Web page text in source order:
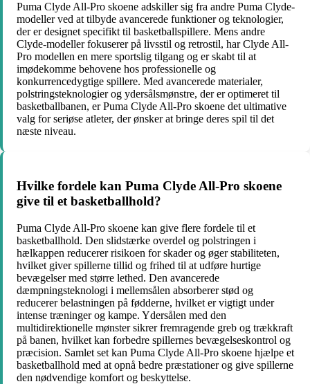
Puma Clyde All-Pro skoene adskiller sig fra andre Puma Clyde-
modeller ved at tilbyde avancerede funktioner og teknologier,
der er designet specifikt til basketballspillere. Mens andre
Clyde-modeller fokuserer på livsstil og retrostil, har Clyde All-
Pro modellen en mere sportslig tilgang og er skabt til at
imødekomme behovene hos professionelle og
konkurrencedygtige spillere. Med avancerede materialer,
polstringsteknologier og ydersålsmønstre, der er optimeret til
basketballbanen, er Puma Clyde All-Pro skoene det ultimative
valg for seriøse atleter, der ønsker at bringe deres spil til det
næste niveau.
Hvilke fordele kan Puma Clyde All-Pro skoene
give til et basketballhold?
Puma Clyde All-Pro skoene kan give flere fordele til et
basketballhold. Den slidstærke overdel og polstringen i
hælkappen reducerer risikoen for skader og øger stabiliteten,
hvilket giver spillerne tillid og frihed til at udføre hurtige
bevægelser med større lethed. Den avancerede
dæmpningsteknologi i mellemsålen absorberer stød og
reducerer belastningen på fødderne, hvilket er vigtigt under
intense træninger og kampe. Ydersålen med den
multidirektionelle mønster sikrer fremragende greb og trækkraft
på banen, hvilket kan forbedre spillernes bevægelseskontrol og
præcision. Samlet set kan Puma Clyde All-Pro skoene hjælpe et
basketballhold med at opnå bedre præstationer og give spillerne
den nødvendige komfort og beskyttelse.